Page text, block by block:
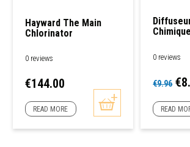
Hayward The Main
Chlorinator
0 reviews
Price
€144.00
READ MORE
0 reviews
€9.96
READ